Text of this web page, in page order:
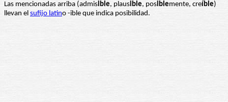
Las mencionadas arriba (admisible, plausible, posiblemente, creíble)
llevan el sufijo latino -ible que indica posibilidad.